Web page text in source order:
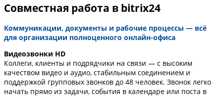
Совместная работа в bitrix24
Коммуникации, документы и рабочие процессы — всё
для организации полноценного онлайн-офиса
Видеозвонки HD
Коллеги, клиенты и подрядчики на связи — с высоким
качеством видео и аудио, стабильным соединением и
поддержкой групповых звонков до 48 человек. Звонок легко
начать прямо из задачи, события в календаре или поста в